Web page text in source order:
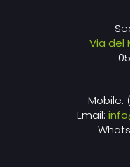
Via del
Mobile:
Email: